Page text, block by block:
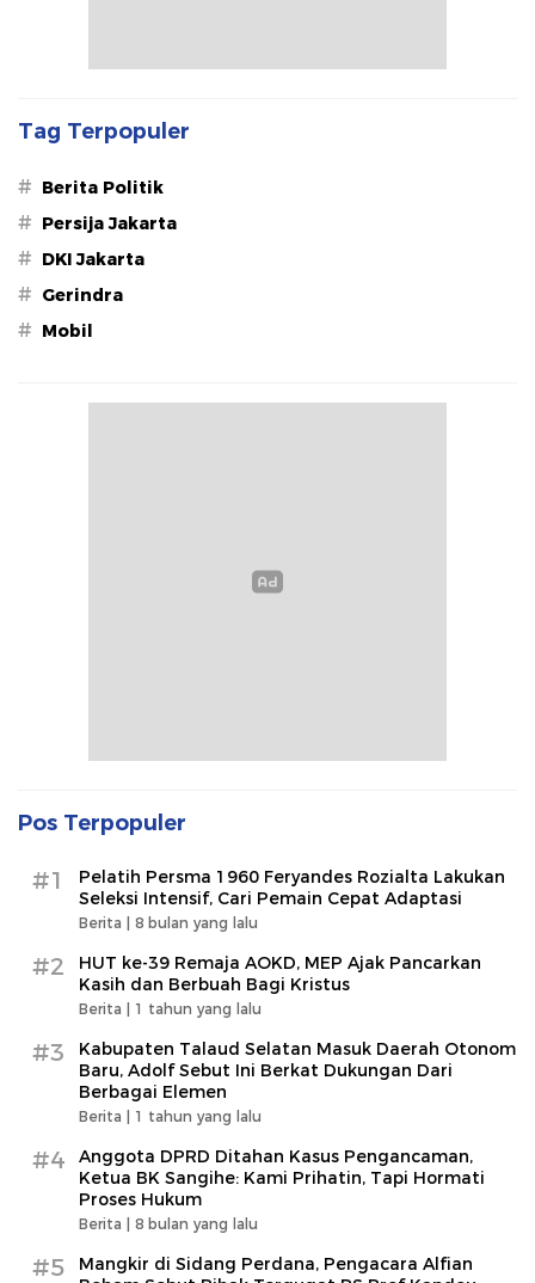
Tag Terpopuler
# Berita Politik
# Persija Jakarta
# DKI Jakarta
# Gerindra
# Mobil
Pos Terpopuler
#1
Pelatih Persma 1960 Feryandes Rozialta Lakukan
Seleksi Intensif, Cari Pemain Cepat Adaptasi​
Berita | 8 bulan yang lalu
#2
HUT ke-39 Remaja AOKD, MEP Ajak Pancarkan
Kasih dan Berbuah Bagi Kristus
Berita | 1 tahun yang lalu
#3
Kabupaten Talaud Selatan Masuk Daerah Otonom
Baru, Adolf Sebut Ini Berkat Dukungan Dari
Berbagai Elemen
Berita | 1 tahun yang lalu
#4
Anggota DPRD Ditahan Kasus Pengancaman,
Ketua BK Sangihe: Kami Prihatin, Tapi Hormati
Proses Hukum
Berita | 8 bulan yang lalu
#5
Mangkir di Sidang Perdana, Pengacara Alfian